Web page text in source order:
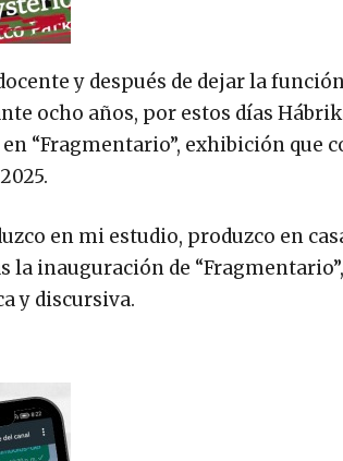
y después de dejar la
ocho años, por estos días
“Fragmentario”, exhibición que
en mi estudio, produzco en
inauguración de
y discursiva.